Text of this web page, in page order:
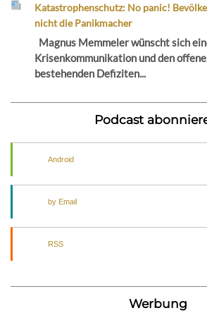
Katastrophenschutz: No panic!
nicht die Panikmacher
Magnus Memmeler wünscht sich
Krisenkommunikation und den
bestehenden Defiziten...
Podcast
Android
by Email
RSS
Werbung